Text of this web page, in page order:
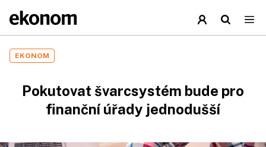
EKONOM
Pokutovat švarcsystém bude pro
finanční úřady jednodušší